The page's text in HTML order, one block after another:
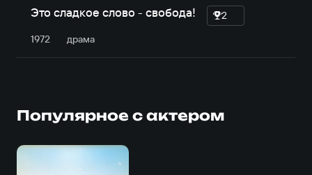
Это сладкое слово - свобода!
2
1972
драма
Популярное с актером